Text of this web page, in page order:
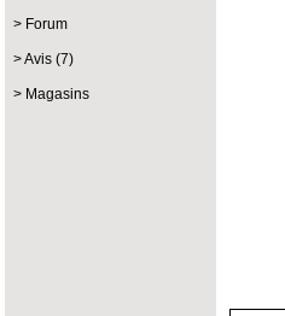
Forum
Avis (7)
Magasins